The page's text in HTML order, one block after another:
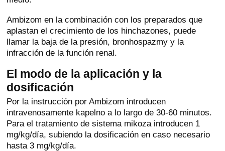
Ambizom en la combinación con los preparados que
aplastan el crecimiento de los hinchazones, puede
llamar la baja de la presión, bronhospazmy y la
infracción de la función renal.
El modo de la aplicación y la
dosificación
Por la instrucción por Ambizom introducen
intravenosamente kapelno a lo largo de 30-60 minutos.
Para el tratamiento de sistema mikoza introducen 1
mg/kg/día, subiendo la dosificación en caso necesario
hasta 3 mg/kg/día.